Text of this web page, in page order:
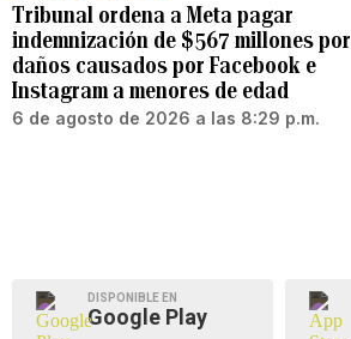
Tribunal ordena a Meta pagar
indemnización de $567 millones por
daños causados por Facebook e
Instagram a menores de edad
6 de agosto de 2026 a las 8:29 p.m.
DISPONIBLE EN
Google Play